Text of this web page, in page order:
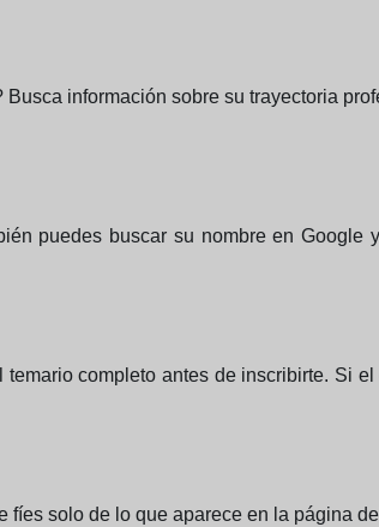
información sobre su trayectoria
puedes buscar su nombre en Google
completo antes de inscribirte. Si el
fíes solo de lo que aparece en la página